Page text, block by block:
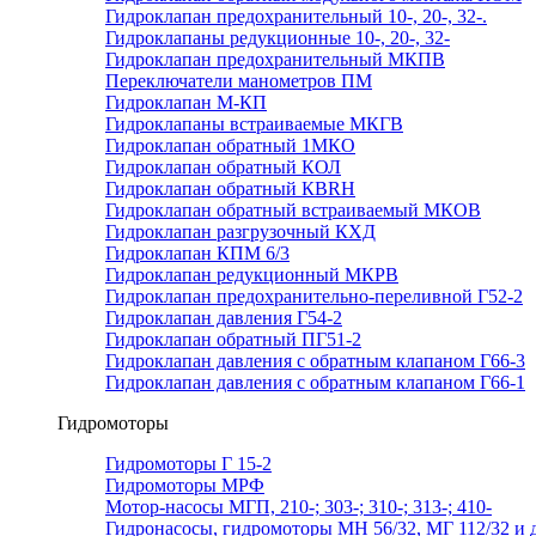
Гидроклапан предохранительный 10-, 20-, 32-.
Гидроклапаны редукционные 10-, 20-, 32-
Гидроклапан предохранительный МКПВ
Переключатели манометров ПМ
Гидроклапан М-КП
Гидроклапаны встраиваемые МКГВ
Гидроклапан обратный 1МКО
Гидроклапан обратный КОЛ
Гидроклапан обратный КВRН
Гидроклапан обратный встраиваемый МКОВ
Гидроклапан разгрузочный КХД
Гидроклапан КПМ 6/3
Гидроклапан редукционный МКРВ
Гидроклапан предохранительно-переливной Г52-2
Гидроклапан давления Г54-2
Гидроклапан обратный ПГ51-2
Гидроклапан давления с обратным клапаном Г66-3
Гидроклапан давления с обратным клапаном Г66-1
Гидромоторы
Гидромоторы Г 15-2
Гидромоторы МРФ
Мотор-насосы МГП, 210-; 303-; 310-; 313-; 410-
Гидронасосы, гидромоторы МН 56/32, МГ 112/32 и